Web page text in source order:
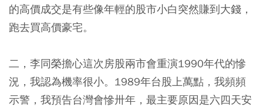
的高價成交是有些像年輕的股市小白突然賺到大錢，
跑去買高價豪宅。
二，李同榮擔心這次房股兩市會重演1990年代的慘
況，我認為機率很小。1989年台股上萬點，我頻頻
示警，我預告台灣會慘卅年，最主要原因是六四天安